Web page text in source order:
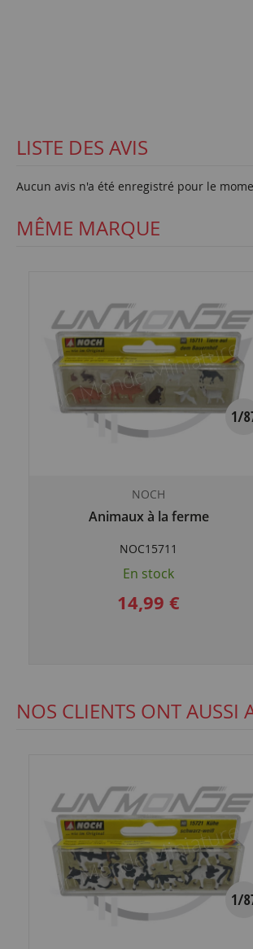
LISTE DES AVIS
Aucun avis n'a été enregistré pour le
MÊME MARQUE
NOCH
Animaux à la ferme
NOC15711
En stock
14,99 €
NOS CLIENTS ONT AUSSI